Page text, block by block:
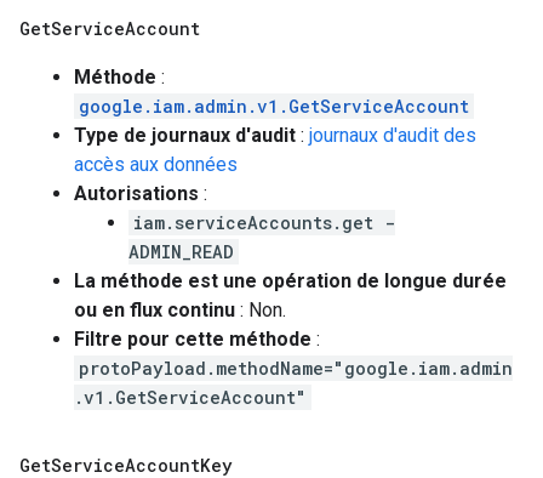
GetServiceAccount
Méthode :
google.iam.admin.v1.GetServiceAccount
Type de journaux d'audit : journaux d'audit des
accès aux données
Autorisations :
iam.serviceAccounts.get -
ADMIN_READ
La méthode est une opération de longue durée
ou en flux continu : Non.
Filtre pour cette méthode :
protoPayload.methodName="google.iam.admin
.v1.GetServiceAccount"
GetServiceAccountKey